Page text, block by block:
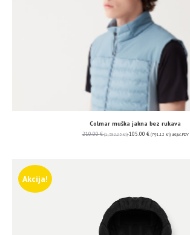
Colmar muška jakna bez rukava
210.00€ (1,582.25 kn) 105.00 € (791.12 kn) uključ. PDV
Akcija!